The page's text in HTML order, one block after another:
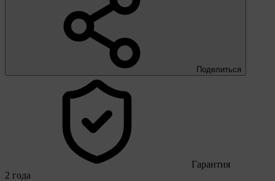
Поделиться
Гарантия
2 года